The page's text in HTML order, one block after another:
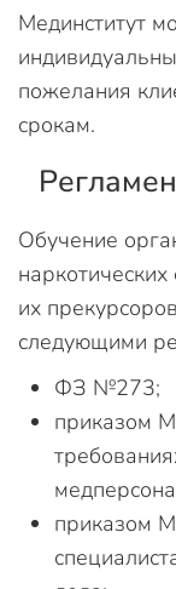
Мединститут
пожелания
срокам.
Обучение
их
следующими
ФЗ №273;
приказом
приказом